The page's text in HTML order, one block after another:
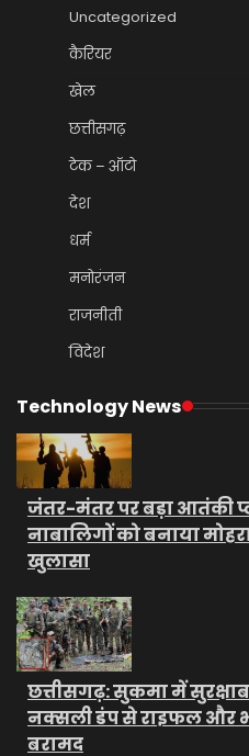
Uncategorized
कैरियर
खेल
छत्तीसगढ़
टेक – ऑटो
देश
धर्म
मनोरंजन
राजनीती
विदेश
Technology News
जंतर-मंतर पर बड़ा आतंकी
नाबालिगों को बनाया
खुलासा
छत्तीसगढ़: सुकमा में
नक्सली डंप से राइफल और
बरामद